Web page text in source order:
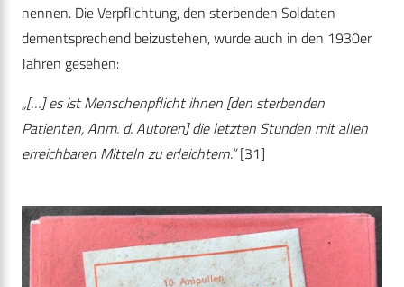
nennen. Die Verpflichtung, den sterbenden Soldaten
dementsprechend beizustehen, wurde auch in den 1930er
Jahren gesehen:
„[…] es ist Menschenpflicht ihnen [den sterbenden
Patienten, Anm. d. Autoren] die letzten Stunden mit allen
erreichbaren Mitteln zu erleichtern.“[31]